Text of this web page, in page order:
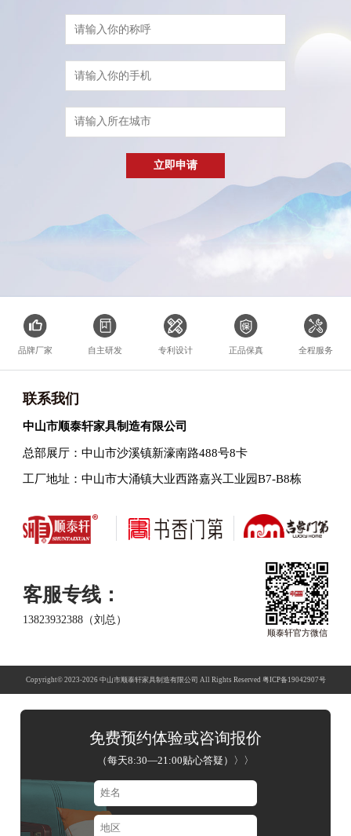
品牌厂家 自主研发 专利设计 正品保真 全程服务
联系我们
中山市顺泰轩家具制造有限公司
总部展厅：中山市沙溪镇新濠南路488号8卡
工厂地址：中山市大涌镇大业西路嘉兴工业园B7-B8栋
客服专线：
13823932388（刘总）
顺泰轩官方微信
Copyright© 2023-2026 中山市顺泰轩家具制造有限公司 All Rights Reserved 粤ICP备19042907号
免费预约体验或咨询报价
（每天8:30—21:00贴心答疑） 〉〉